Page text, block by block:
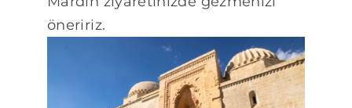
öneririz.